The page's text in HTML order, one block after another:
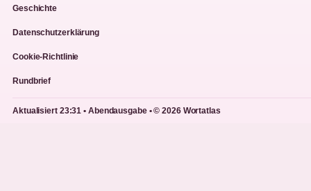
Geschichte
Datenschutzerklärung
Cookie-Richtlinie
Rundbrief
Aktualisiert 23:31 • Abendausgabe • © 2026 Wortatlas